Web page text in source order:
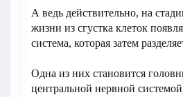
А ведь действительно, на
жизни из сгустка клеток
система, которая затем
Одна из них становится
центральной нервной